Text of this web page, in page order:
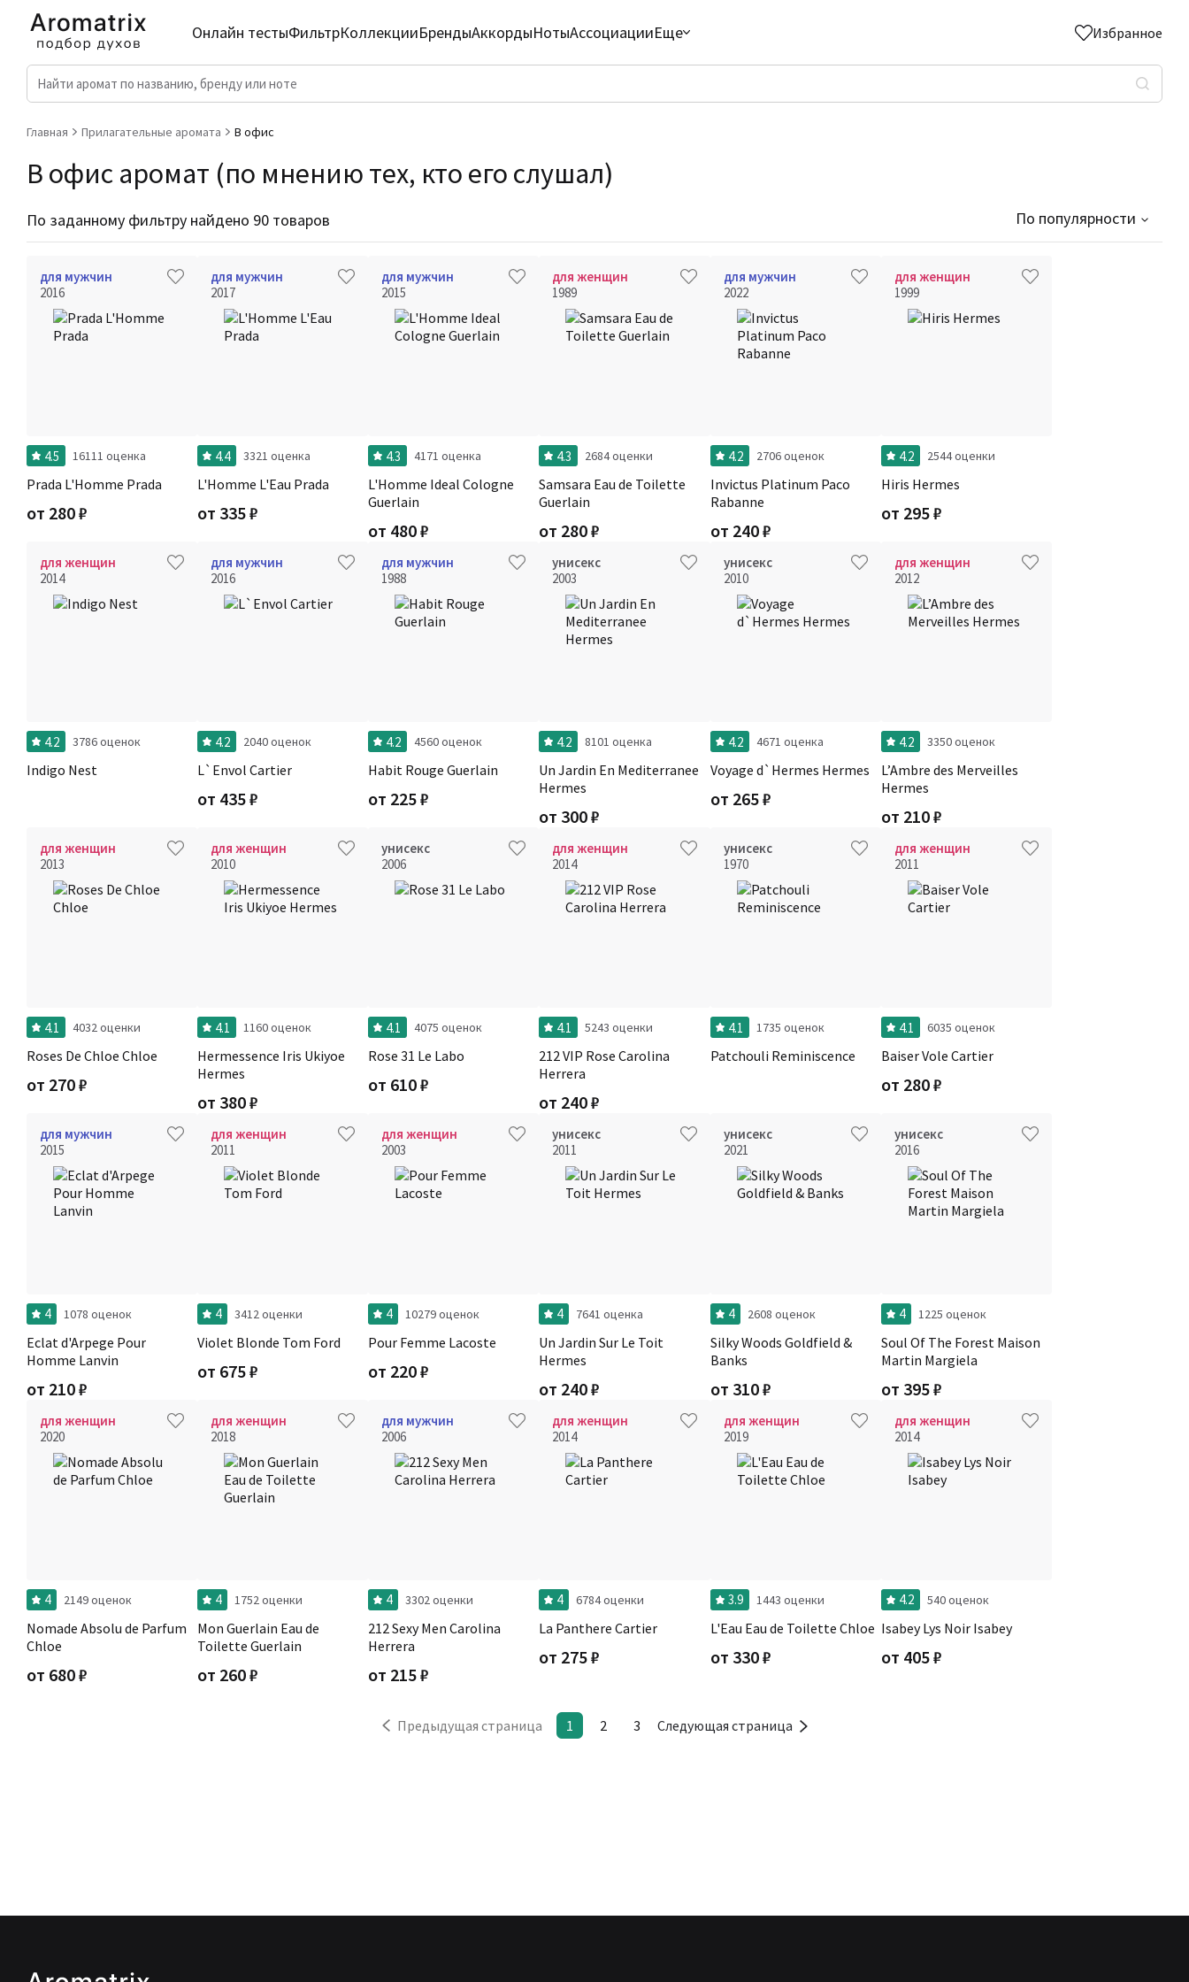
Онлайн тестыФильтрКоллекцииБрендыАккордыНотыАссоциацииЕще Избранное
Главная Прилагательные аромата В офис
В офис аромат (по мнению тех, кто его слушал)
По заданному фильтру найдено 90 товаров По популярности
для мужчин
2016
4.5 16111 оценка
Prada L'Homme Prada
от 280₽
для мужчин
2017
4.4 3321 оценка
L'Homme L'Eau Prada
от 335₽
для мужчин
2015
4.3 4171 оценка
L'Homme Ideal Cologne
Guerlain
от 480₽
для женщин
1989
4.3 2684 оценки
Samsara Eau de Toilette
Guerlain
от 280₽
для мужчин
2022
4.2 2706 оценок
Invictus Platinum Paco
Rabanne
от 240₽
для женщин
1999
4.2 2544 оценки
Hiris Hermes
от 295₽
для женщин
2014
4.2 3786 оценок
Indigo Nest
для мужчин
2016
4.2 2040 оценок
L`Envol Cartier
от 435₽
для мужчин
1988
4.2 4560 оценок
Habit Rouge Guerlain
от 225₽
унисекс
2003
4.2 8101 оценка
Un Jardin En Mediterranee
Hermes
от 300₽
унисекс
2010
4.2 4671 оценка
Voyage d`Hermes Hermes
от 265₽
для женщин
2012
4.2 3350 оценок
L’Ambre des Merveilles
Hermes
от 210₽
для женщин
2013
4.1 4032 оценки
Roses De Chloe Chloe
от 270₽
для женщин
2010
4.1 1160 оценок
Hermessence Iris Ukiyoe
Hermes
от 380₽
унисекс
2006
4.1 4075 оценок
Rose 31 Le Labo
от 610₽
для женщин
2014
4.1 5243 оценки
212 VIP Rose Carolina
Herrera
от 240₽
унисекс
1970
4.1 1735 оценок
Patchouli Reminiscence
для женщин
2011
4.1 6035 оценок
Baiser Vole Cartier
от 280₽
для мужчин
2015
4 1078 оценок
Eclat d'Arpege Pour
Homme Lanvin
от 210₽
для женщин
2011
4 3412 оценки
Violet Blonde Tom Ford
от 675₽
для женщин
2003
4 10279 оценок
Pour Femme Lacoste
от 220₽
унисекс
2011
4 7641 оценка
Un Jardin Sur Le Toit
Hermes
от 240₽
унисекс
2021
4 2608 оценок
Silky Woods Goldfield &
Banks
от 310₽
унисекс
2016
4 1225 оценок
Soul Of The Forest Maison
Martin Margiela
от 395₽
для женщин
2020
4 2149 оценок
Nomade Absolu de Parfum
Chloe
от 680₽
для женщин
2018
4 1752 оценки
Mon Guerlain Eau de
Toilette Guerlain
от 260₽
для мужчин
2006
4 3302 оценки
212 Sexy Men Carolina
Herrera
от 215₽
для женщин
2014
4 6784 оценки
La Panthere Cartier
от 275₽
для женщин
2019
3.9 1443 оценки
L'Eau Eau de Toilette Chloe
от 330₽
для женщин
2014
4.2 540 оценок
Isabey Lys Noir Isabey
от 405₽
Предыдущая страница 1 2 3 Следующая страница